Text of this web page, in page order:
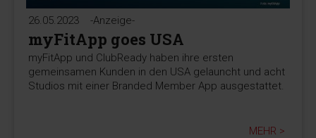
26.05.2023 -Anzeige-
myFitApp goes USA
myFitApp und ClubReady haben ihre ersten
gemeinsamen Kunden in den USA gelauncht und acht
Studios mit einer Branded Member App ausgestattet.
MEHR >